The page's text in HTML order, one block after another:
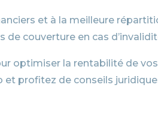
et à la meilleure
couverture en cas
optimiser la rentabilité de
profitez de conseils